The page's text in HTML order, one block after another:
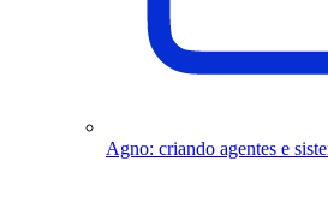
Agno: criando agentes e